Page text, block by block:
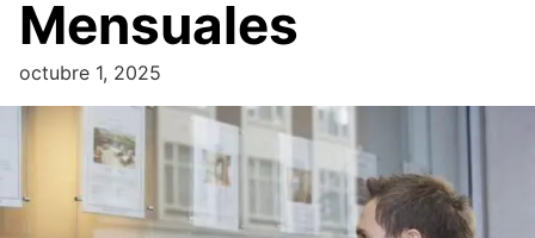
Mensuales
octubre 1, 2025